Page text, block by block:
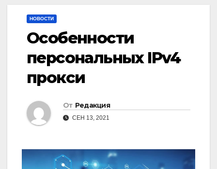
НОВОСТИ
Особенности
персональных IPv4
прокси
От Редакция
СЕН 13, 2021